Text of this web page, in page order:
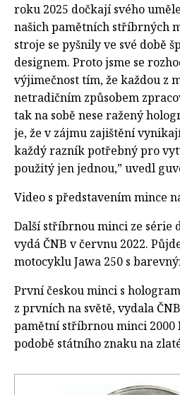
roku 2025 dočkají svého
našich pamětních stříbrných
stroje se pyšnily ve své době
designem. Proto jsme se
výjimečnost tím, že každou z
netradičním způsobem
tak na sobě nese ražený
je, že v zájmu zajištění
každý razník potřebný pro
použitý jen jednou,” uvedl
Video s představením mince
Další stříbrnou minci ze série
vydá ČNB v červnu 2022.
motocyklu Jawa 250 s
První českou minci s
z prvních na světě, vydala
pamětní stříbrnou minci 2000
podobě státního znaku na